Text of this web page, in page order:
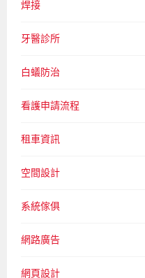
焊接
牙醫診所
白蟻防治
看護申請流程
租車資訊
空間設計
系統傢俱
網路廣告
網頁設計